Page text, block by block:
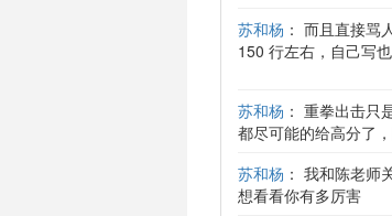
苏和杨 ： 而且直接骂
150 行左右，自己写
苏和杨 ： 重拳出击只
都尽可能的给高分了
苏和杨 ： 我和陈老师
想看看你有多厉害